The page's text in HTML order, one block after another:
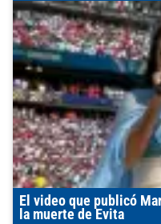
El video que publicó
la muerte de Evita